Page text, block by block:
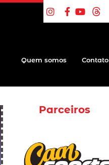
Quem somos Contato
Parceiros